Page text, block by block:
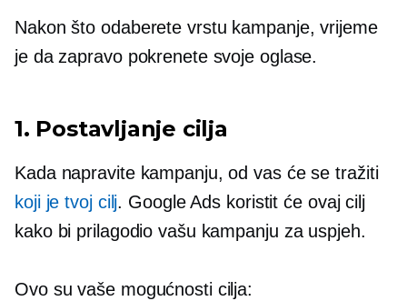
Nakon što odaberete vrstu kampanje, vrijeme
je da zapravo pokrenete svoje oglase.
1. Postavljanje cilja
Kada napravite kampanju, od vas će se tražiti
koji je tvoj cilj. Google Ads koristit će ovaj cilj
kako bi prilagodio vašu kampanju za uspjeh.
Ovo su vaše mogućnosti cilja: